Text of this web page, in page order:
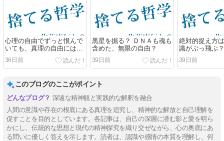
心理の自由でずっと恨んで
いても、真理の自由には愛
しかない？
36日前
黒星を掘る？ ＤＮＡも魂も
含めた、無限の自由？
39日前
絶対的捉え方
識がぶっ飛ぶ？
39日前
このブログのここがポイント
深遠な精神観と実践的な解釈を融合
人間の意識や存在の根底にある真理を追究し、精神的な解放と自己理解を
促すことを目的としています。各記事は、自己の深層に潜む影と愛を明ら
かにし、伝統的な思想と現代の精神探究を織り交ぜながら、心の奥底にあ
る問いに優しく答えを示します。読者は、認識や感情の本質を理解し、何